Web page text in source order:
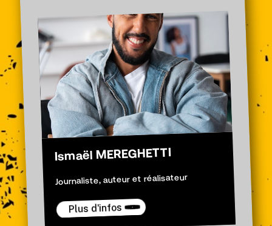
Ismaël MEREGHETTI
Journaliste, auteur et réalisateur
Plus d'infos